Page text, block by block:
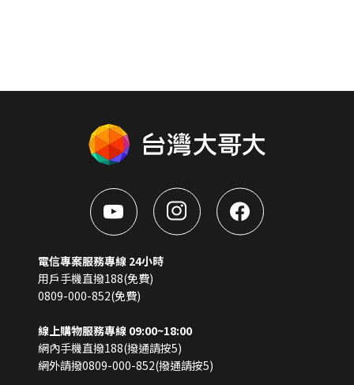
電信專案服務專線 24小時
用戶手機直撥188(免費)
0809-000-852(免費)
線上購物服務專線 09:00~18:00
網內手機直撥188(撥通請按5)
網外請撥0809-000-852(撥通請按5)